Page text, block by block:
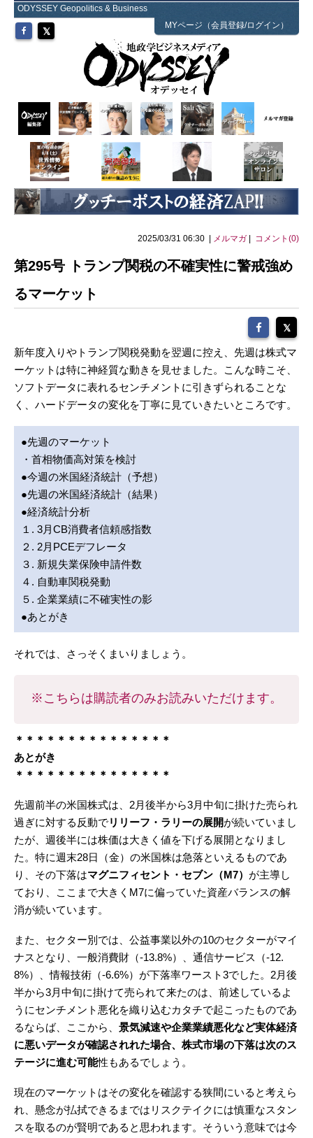
ODYSSEY Geopolitics & Business
MYページ（会員登録/ログイン）
2025/03/31 06:30 | メルマガ コメント(0)
第295号 トランプ関税の不確実性に警戒強め
るマーケット
新年度入りやトランプ関税発動を翌週に控え、先週は株式マ
ーケットは特に神経質な動きを見せました。こんな時こそ、
ソフトデータに表れるセンチメントに引きずられることな
く、ハードデータの変化を丁寧に見ていきたいところです。
●先週のマーケット
・首相物価高対策を検討
●今週の米国経済統計（予想）
●先週の米国経済統計（結果）
●経済統計分析
１. 3月CB消費者信頼感指数
２. 2月PCEデフレータ
３. 新規失業保険申請件数
４. 自動車関税発動
５. 企業業績に不確実性の影
●あとがき
それでは、さっそくまいりましょう。
※こちらは購読者のみお読みいただけます。
＊＊＊＊＊＊＊＊＊＊＊＊＊＊＊
あとがき
＊＊＊＊＊＊＊＊＊＊＊＊＊＊＊
先週前半の米国株式は、2月後半から3月中旬に掛けた売られ
過ぎに対する反動でリリーフ・ラリーの展開が続いていまし
たが、週後半には株価は大きく値を下げる展開となりまし
た。特に週末28日（金）の米国株は急落といえるものであ
り、その下落はマグニフィセント・セブン（M7） が主導し
ており、ここまで大きくM7に偏っていた資産バランスの解
消が続いています。
また、セクター別では、公益事業以外の10のセクターがマイ
ナスとなり、一般消費財（-13.8%）、通信サービス（-12.
8%）、情報技術（-6.6%）が下落率ワースト3でした。2月後
半から3月中旬に掛けて売られて来たのは、前述しているよ
うにセンチメント悪化を織り込むカタチで起こったものであ
るならば、ここから、 景気減速や企業業績悪化など実体経済
に悪いデータが確認されれた場合、株式市場の下落は次のス
テージに進む可能性もあるでしょう。
現在のマーケットはその変化を確認する狭間にいると考えら
れ、懸念が払拭できるまではリスクテイクには慎重なスタン
スを取るのが賢明であると思われます。そういう意味では今